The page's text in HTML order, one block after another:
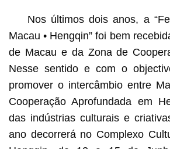
Nos últimos dois anos, a
Macau • Hengqin” foi bem
de Macau e da Zona de
Nesse sentido e com o
promover o intercâmbio entre
Cooperação Aprofundada em
das indústrias culturais e
ano decorrerá no Complexo